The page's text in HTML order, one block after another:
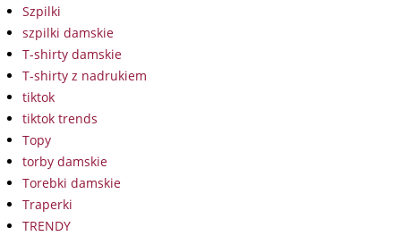
Szpilki
szpilki damskie
T-shirty damskie
T-shirty z nadrukiem
tiktok
tiktok trends
Topy
torby damskie
Torebki damskie
Traperki
TRENDY